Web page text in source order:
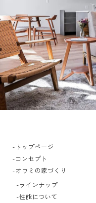
トップページ
コンセプト
オウミの家づくり
ラインナップ
性能について